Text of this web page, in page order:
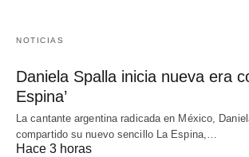
NOTICIAS
Daniela Spalla inicia nueva era
Espina’
La cantante argentina radicada en México,
compartido su nuevo sencillo La Espina,…
Hace 3 horas